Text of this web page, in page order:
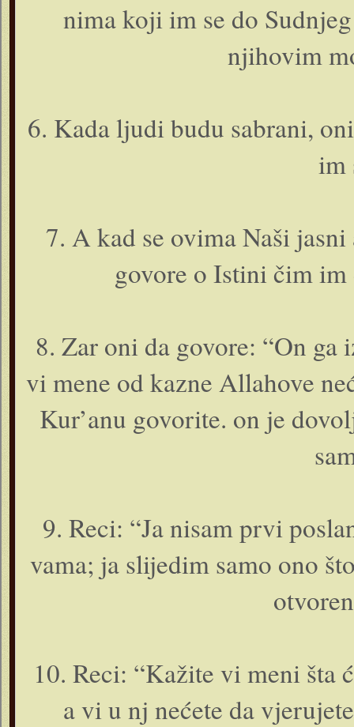
nima koji im se do
njihovim
6. Kada ljudi budu sabrani,
im
7. A kad se ovima Naši
govore o Istini čim
8. Zar o­ni da govore: “On
vi mene od kazne Allahove
Kur’anu govorite. o­n je
9. Reci: “Ja nisam prvi
vama; ja slijedim samo o­no
10. Reci: “Kažite vi meni šta
a vi u nj nećete da